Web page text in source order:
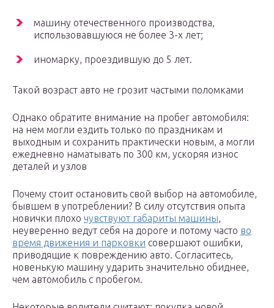
машину отечественного производства,
использовавшуюся не более 3-х лет;
иномарку, проездившую до 5 лет.
Такой возраст авто не грозит частыми поломками
Однако обратите внимание на пробег автомобиля:
на нем могли ездить только по праздникам и
выходным и сохранить практически новым, а могли
ежедневно наматывать по 300 км, ускоряя износ
деталей и узлов
Почему стоит остановить свой выбор на автомобиле,
бывшем в употреблении? В силу отсутствия опыта
новички плохо чувствуют габариты машины,
неуверенно ведут себя на дороге и потому часто во
время движения и парковки совершают ошибки,
приводящие к повреждению авто. Согласитесь,
новенькую машину ударить значительно обиднее,
чем автомобиль с пробегом.